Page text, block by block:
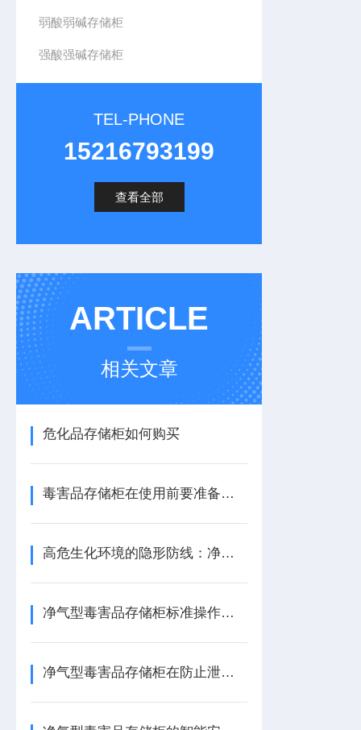
弱酸弱碱存储柜
强酸强碱存储柜
TEL-PHONE
15216793199
查看全部
ARTICLE
相关文章
危化品存储柜如何购买
毒害品存储柜在使用前要准备什么你知道吗？
高危生化环境的隐形防线：净气型毒害品存储柜的靶向过滤机制与操作规范
净气型毒害品存储柜标准操作程序：存取、管理与记录要求
净气型毒害品存储柜在防止泄漏事故中的重要性